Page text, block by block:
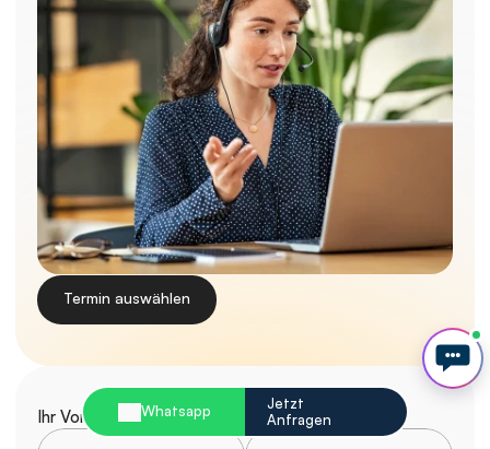
Termin auswählen
Ihr Vorname* Ihr Nachname*
Whatsapp
Jetzt
Anfragen